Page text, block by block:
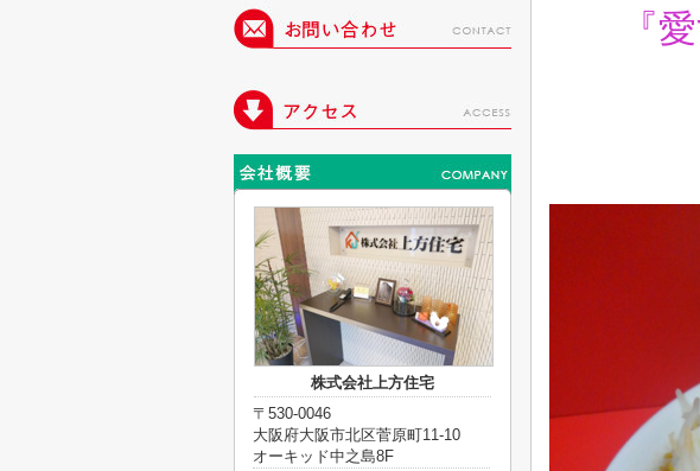
『
株式会社上方住宅
〒530-0046
大阪府大阪市北区菅原町11-10
オーキッド中之島8F